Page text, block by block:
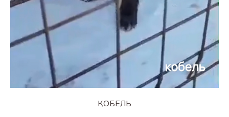
КОБЕЛЬ